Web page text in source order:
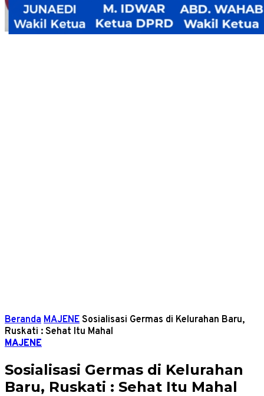
Beranda MAJENE Sosialisasi Germas di Kelurahan Baru,
Ruskati : Sehat Itu Mahal
MAJENE
Sosialisasi Germas di Kelurahan
Baru, Ruskati : Sehat Itu Mahal